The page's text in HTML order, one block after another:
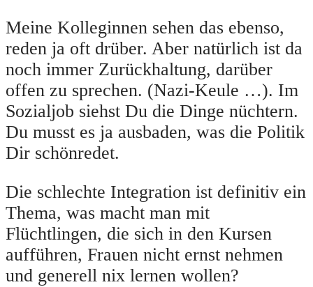
Meine Kolleginnen sehen das ebenso,
reden ja oft drüber. Aber natürlich ist da
noch immer Zurückhaltung, darüber
offen zu sprechen. (Nazi-Keule …). Im
Sozialjob siehst Du die Dinge nüchtern.
Du musst es ja ausbaden, was die Politik
Dir schönredet.
Die schlechte Integration ist definitiv ein
Thema, was macht man mit
Flüchtlingen, die sich in den Kursen
aufführen, Frauen nicht ernst nehmen
und generell nix lernen wollen?